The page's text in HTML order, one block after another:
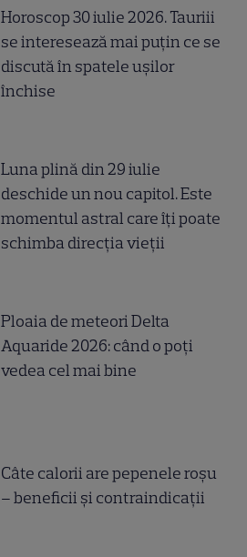
Horoscop 30 iulie 2026. Tauriii
se interesează mai puțin ce se
discută în spatele ușilor
închise
Luna plină din 29 iulie
deschide un nou capitol. Este
momentul astral care îți poate
schimba direcția vieții
Ploaia de meteori Delta
Aquaride 2026: când o poți
vedea cel mai bine
Câte calorii are pepenele roșu
– beneficii și contraindicații